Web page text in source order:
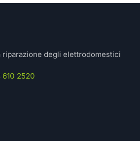
riparazione degli elettrodomestici
610 2520